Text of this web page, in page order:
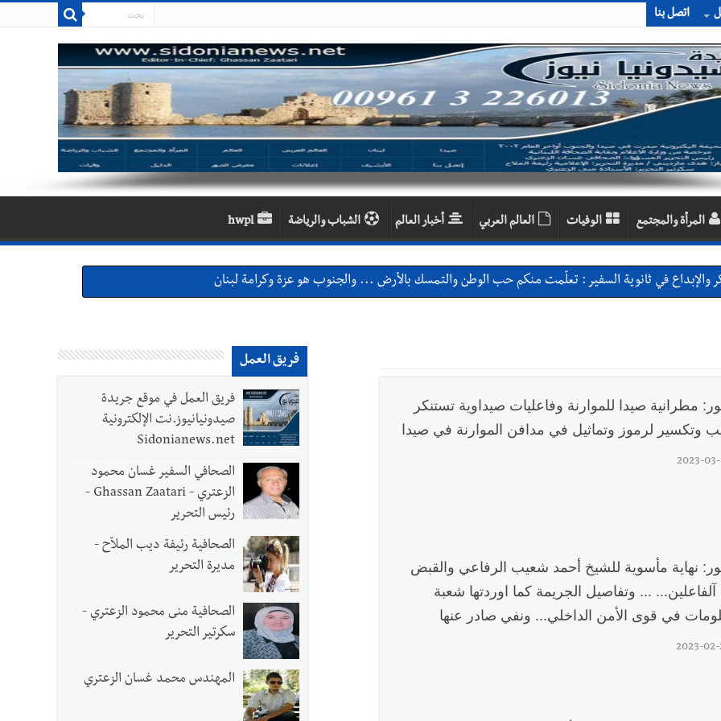
اتصل بنا
المرأة والمجتمع الوفيات العالم العربي أخبار العالم الشباب والرياضة hwpl
في ثانوية السفير : تعلّمت منكم حب الوطن والتمسك بالأرض ... والجنوب هو عزة وكرامة لبنان
التشاوري الأول للمرصد الحضري
آخر نقطة للجيش اللبناني
تقسيط المفعول الرجعي
دبور: تداخل السياسة بالقضاء ولبنان قد يسلّمه إلى السلطة
غربي يُحذّر من الفراغ !
في ثانوية السفير : تعلّمت منكم حب الوطن والتمسك بالأرض ... والجنوب هو عزة وكرامة لبنان
مطرانية صيدا للموارنة وفاعليات صيداوية تستنكر
وتكسير لرموز وتماثيل في مدافن الموارنة في صيدا
2023-
نهاية مأسوية للشيخ أحمد شعيب الرفاعي والقبض
... وتفاصيل الجريمة كما اوردتها شعبة
في قوى الأمن الداخلي... ونفي صادر عنها
2023-02-
فريق العمل
فريق العمل في موقع جريدة
صيدونيانيوز.نت الإلكترونية
Sidonianews.net
الصحافي السفير غسان محمود
الزعتري - Ghassan Zaatari -
رئيس التحرير
الصحافية رئيفة ديب الملاّح -
مديرة التحرير
الصحافية منى محمود الزعتري -
سكرتير التحرير
المهندس محمد غسان الزعتري